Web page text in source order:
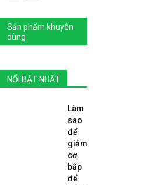
Sản phẩm khuyên
dùng
NỔI BẬT NHẤT
Làm
sao
để
giảm
cơ
bắp
để